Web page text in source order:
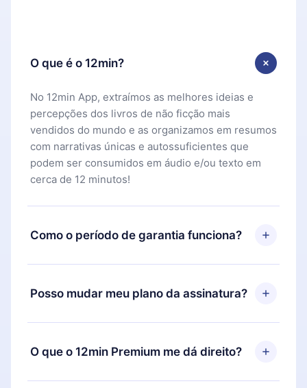
O que é o 12min?
No 12min App, extraímos as melhores ideias e
percepções dos livros de não ficção mais
vendidos do mundo e as organizamos em resumos
com narrativas únicas e autossuficientes que
podem ser consumidos em áudio e/ou texto em
cerca de 12 minutos!
Como o período de garantia funciona?
Você pode baixar nosso aplicativo e começar a
aproveitar nossa biblioteca. Se por algum motivo
não ficar satisfeito com nossa plataforma, basta
e solicitar o reembolso do valor. Você receberá
Posso mudar meu plano da assinatura?
Sim, mas a mudança só se aplicará a partir do
próximo período de cobrança. Por exemplo, se
você decidiu mudar sua assinatura mensal para
O que o 12min Premium me dá direito?